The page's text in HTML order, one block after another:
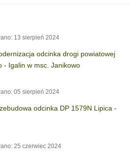
13 sierpień 2024
odcinka drogi powiatowej
- Igalin w msc. Janikowo
05 sierpień 2024
odcinka DP 1579N Lipica -
25 czerwiec 2024